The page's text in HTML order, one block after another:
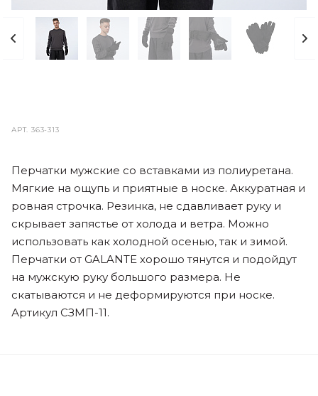
АРТ.363-313
Перчатки мужские со вставками из полиуретана.
Мягкие на ощупь и приятные в носке. Аккуратная и
ровная строчка. Резинка, не сдавливает руку и
скрывает запястье от холода и ветра. Можно
использовать как холодной осенью, так и зимой.
Перчатки от GALANTE хорошо тянутся и подойдут
на мужскую руку большого размера. Не
скатываются и не деформируются при носке.
Артикул СЗМП-11.